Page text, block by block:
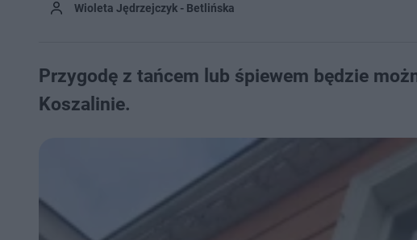
Wioleta Jędrzejczyk - Betlińska
Przygodę z tańcem lub śpiewem będzie
Koszalinie.